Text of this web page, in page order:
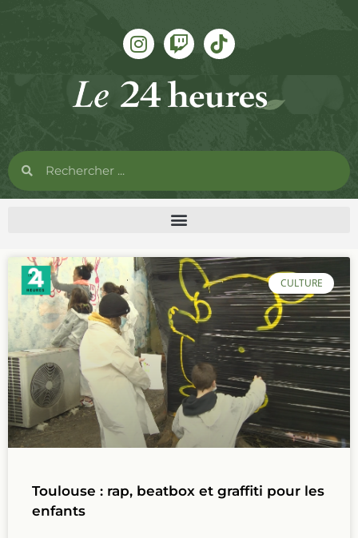
CULTURE
Toulouse : rap, beatbox et graffiti pour les
enfants